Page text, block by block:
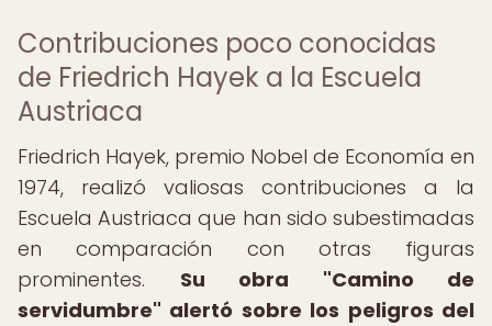
Contribuciones poco conocidas
de Friedrich Hayek a la Escuela
Austriaca
Friedrich Hayek, premio Nobel de Economía en
1974, realizó valiosas contribuciones a la
Escuela Austriaca que han sido subestimadas
en comparación con otras figuras
prominentes. Su obra "Camino de
servidumbre" alertó sobre los peligros del